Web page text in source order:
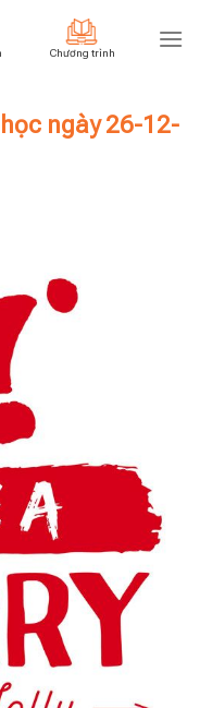
Chương trình
ngày 26-12-